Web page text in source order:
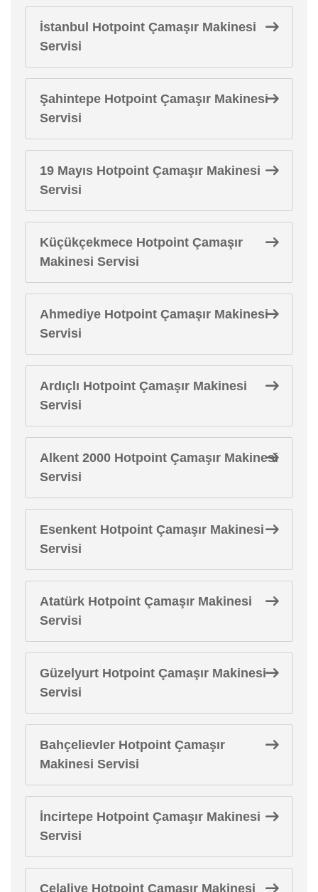
İstanbul Hotpoint Çamaşır Makinesi
Servisi
Şahintepe Hotpoint Çamaşır Makinesi
Servisi
19 Mayıs Hotpoint Çamaşır Makinesi
Servisi
Küçükçekmece Hotpoint Çamaşır
Makinesi Servisi
Ahmediye Hotpoint Çamaşır Makinesi
Servisi
Ardıçlı Hotpoint Çamaşır Makinesi
Servisi
Alkent 2000 Hotpoint Çamaşır Makinesi
Servisi
Esenkent Hotpoint Çamaşır Makinesi
Servisi
Atatürk Hotpoint Çamaşır Makinesi
Servisi
Güzelyurt Hotpoint Çamaşır Makinesi
Servisi
Bahçelievler Hotpoint Çamaşır
Makinesi Servisi
İncirtepe Hotpoint Çamaşır Makinesi
Servisi
Celaliye Hotpoint Çamaşır Makinesi